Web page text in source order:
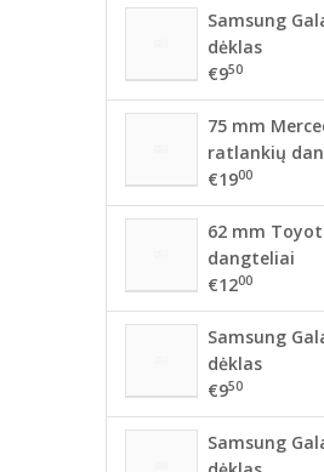
Samsung
dėklas
€950
75 mm
ratlankių
€1900
62 mm
dangteliai
€1200
Samsung
dėklas
€950
Samsung